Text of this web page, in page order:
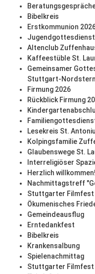
Bibelkreis
Erstkommunion
Altenclub
Kaffeestüble St.
Gemeinsamer
Stuttgart-Nordstern
Firmung 2026
Rückblick Firmung
Lesekreis St.
Kolpingsfamilie
Glaubenswege St.
Interreligiöser
Herzlich willkommen!
Nachmittagstreff
Stuttgarter Filmfest
Ökumenisches
Gemeindeausflug
Erntedankfest
Bibelkreis
Krankensalbung
Spielenachmittag
Stuttgarter Filmfest